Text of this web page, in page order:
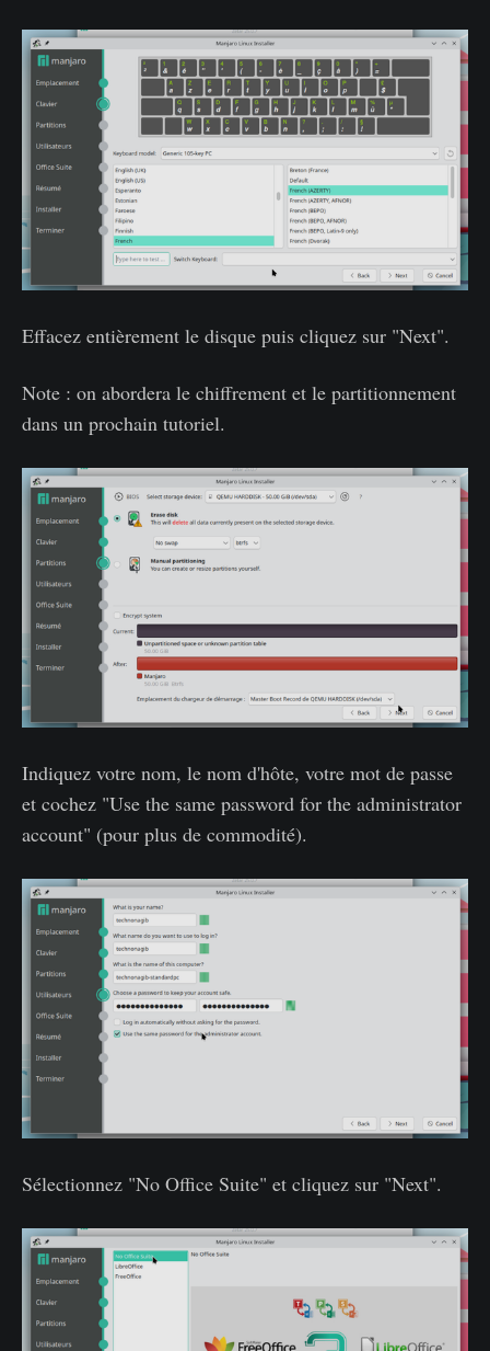
Effacez entièrement le disque puis cliquez sur "Next".
Note : on abordera le chiffrement et le partitionnement
dans un prochain tutoriel.
Indiquez votre nom, le nom d'hôte, votre mot de passe
et cochez "Use the same password for the administrator
account" (pour plus de commodité).
Sélectionnez "No Office Suite" et cliquez sur "Next".